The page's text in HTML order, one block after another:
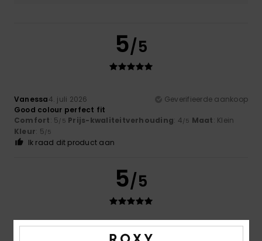
5/5
Vanessa4. juli 2026
Geverifieerde aankoop
Good colour perfect fit
Comfort: 5/5 Prijs-kwaliteitverhouding: 4/5 Maat: Klein
Kleur: 5/5
Ik raad dit product aan
5/5